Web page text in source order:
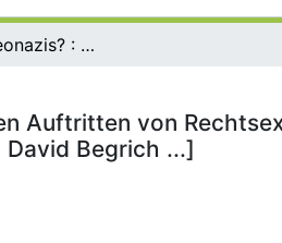
Streiten mit Neonazis? : zum Umgang mit öffentlichen Auftritten von Rechtsextremisten / Miteinander e.V., Arbeitsstelle Rechtsextremismus (Hg.). [AutorInnen: David Begrich ...]
Auftritten von
Begrich ...]